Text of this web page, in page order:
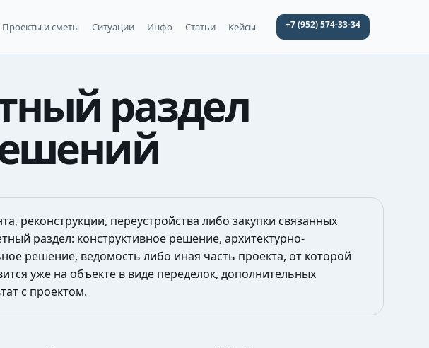
Проекты и сметы Ситуации Инфо Статьи Кейсы +7 (952) 574-33-34
раздел
реконструкции, переустройства либо закупки связанных
раздел: конструктивное решение, архитектурно-
решение, ведомость либо иная часть проекта, от которой
уже на объекте в виде переделок, дополнительных
с проектом.